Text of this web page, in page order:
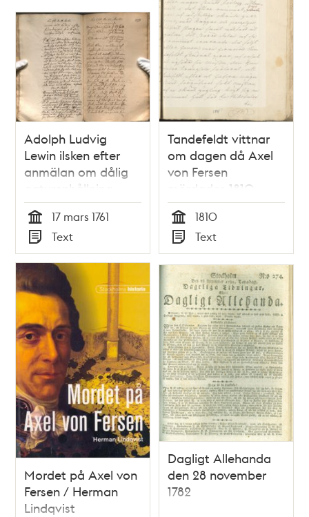
Adolph Ludvig
Lewin ilsken efter
anmälan om dålig
gaturenhållning
Tid
17 mars 1761
Typ
Text
Tandefeldt vittnar
om dagen då Axel
von Fersen
mördades 1810
Tid
1810
Typ
Text
Mordet på Axel von
Fersen / Herman
Lindqvist
Dagligt Allehanda
den 28 november
1782